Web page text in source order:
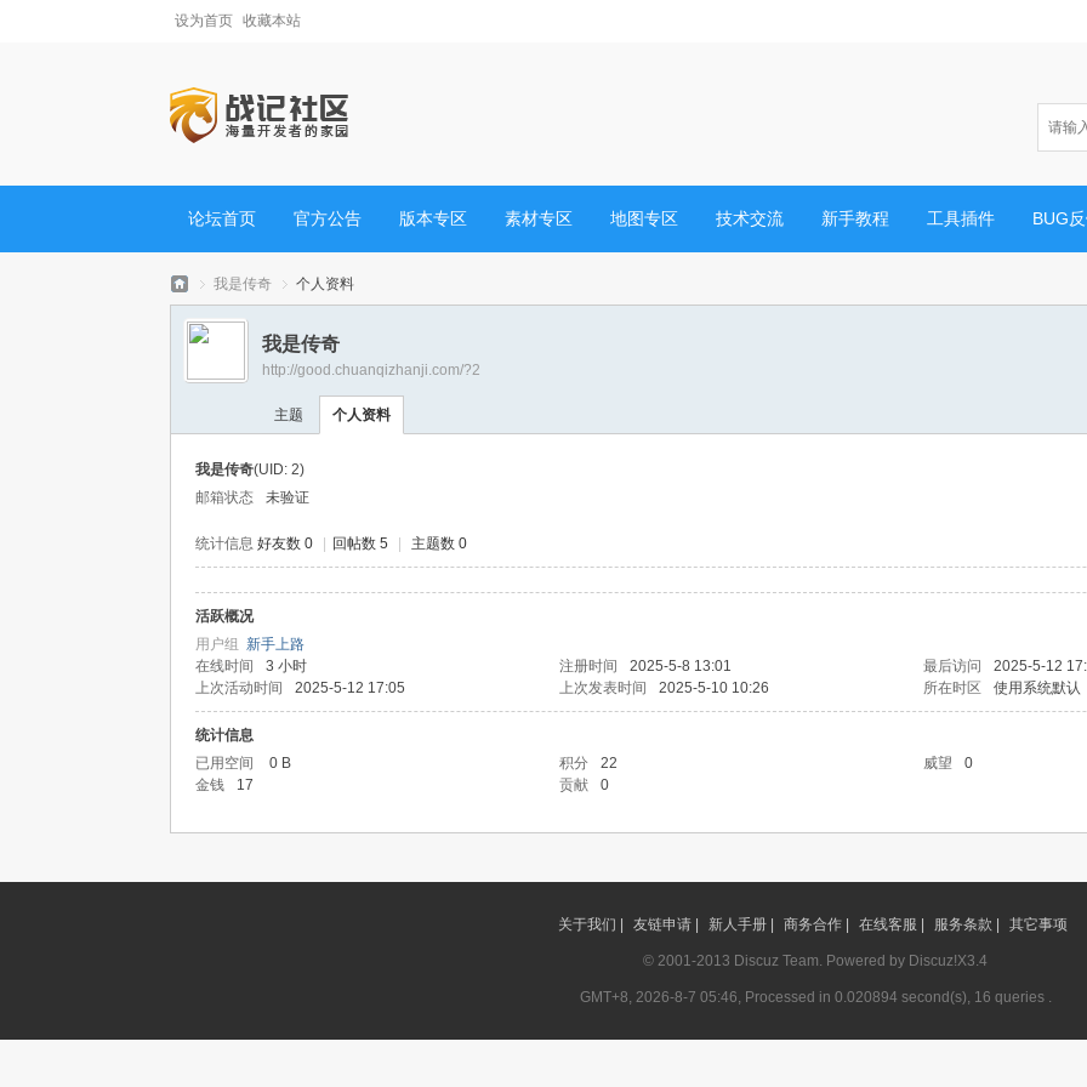
设为首页 收藏本站
论坛首页 官方公告 版本专区 素材专区 地图专区 技术交流 新手教程 工具插件 BUG
›
我是传奇 个人资料
我是传奇
http://good.chuanqizhanji.com/?2
主题 个人资料
我是传奇(UID: 2)
邮箱状态
未验证
统计信息 好友数 0 回帖数 5 主题数 0
活跃概况
用户组 新手上路
在线时间
3 小时 注册时间 2025-5-8 13:01 最后访问
2025-5-12
上次活动时间
2025-5-12 17:05 上次发表时间 2025-5-10 10:26 所在时区 使用系统默认
统计信息
已用空间
0 B 积分 22 威望
0
金钱
17 贡献 0
关于我们 | 友链申请 | 新人手册 | 商务合作 | 在线客服 | 服务条款 | 其它事项
© 2001-2013 Discuz Team. Powered by Discuz!X3.4
GMT+8, 2026-8-7 05:46, Processed in 0.020894 second(s), 16 queries .